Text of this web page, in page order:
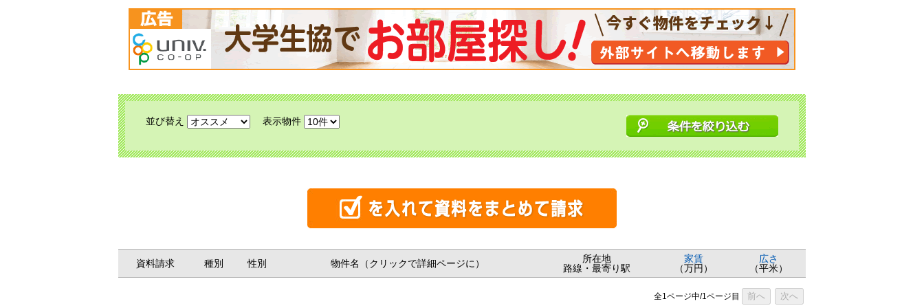
並び替え 表示物件
資料請求 種別 性別 物件名（クリックで詳細ページに）
所在地
路線・最寄り駅
家賃
（万円）
広さ
（平米）
全1ページ中/1ページ目 前へ 次へ